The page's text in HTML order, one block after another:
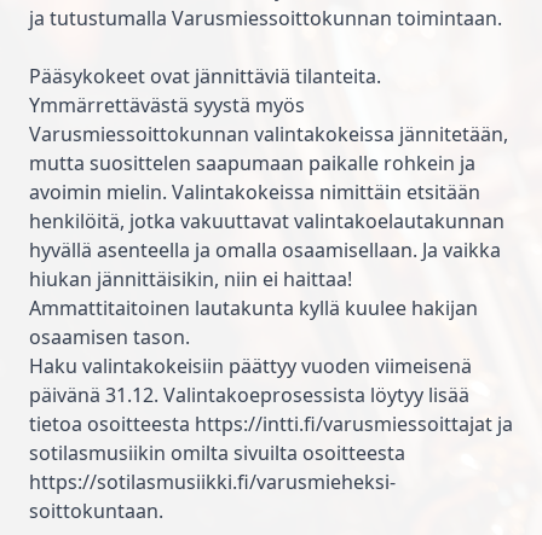
ja tutustumalla Varusmiessoittokunnan toimintaan.
Pääsykokeet ovat jännittäviä tilanteita.
Ymmärrettävästä syystä myös
Varusmiessoittokunnan valintakokeissa jännitetään,
mutta suosittelen saapumaan paikalle rohkein ja
avoimin mielin. Valintakokeissa nimittäin etsitään
henkilöitä, jotka vakuuttavat valintakoelautakunnan
hyvällä asenteella ja omalla osaamisellaan. Ja vaikka
hiukan jännittäisikin, niin ei haittaa!
Ammattitaitoinen lautakunta kyllä kuulee hakijan
osaamisen tason.
Haku valintakokeisiin päättyy vuoden viimeisenä
päivänä 31.12. Valintakoeprosessista löytyy lisää
tietoa osoitteesta https://intti.fi/varusmiessoittajat ja
sotilasmusiikin omilta sivuilta osoitteesta
https://sotilasmusiikki.fi/varusmieheksi-
soittokuntaan.